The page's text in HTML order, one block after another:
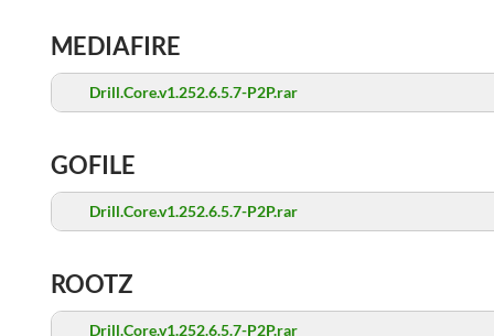
MEDIAFIRE
Drill.Core.v1.252.6.5.7-P2P.rar
GOFILE
Drill.Core.v1.252.6.5.7-P2P.rar
ROOTZ
Drill.Core.v1.252.6.5.7-P2P.rar